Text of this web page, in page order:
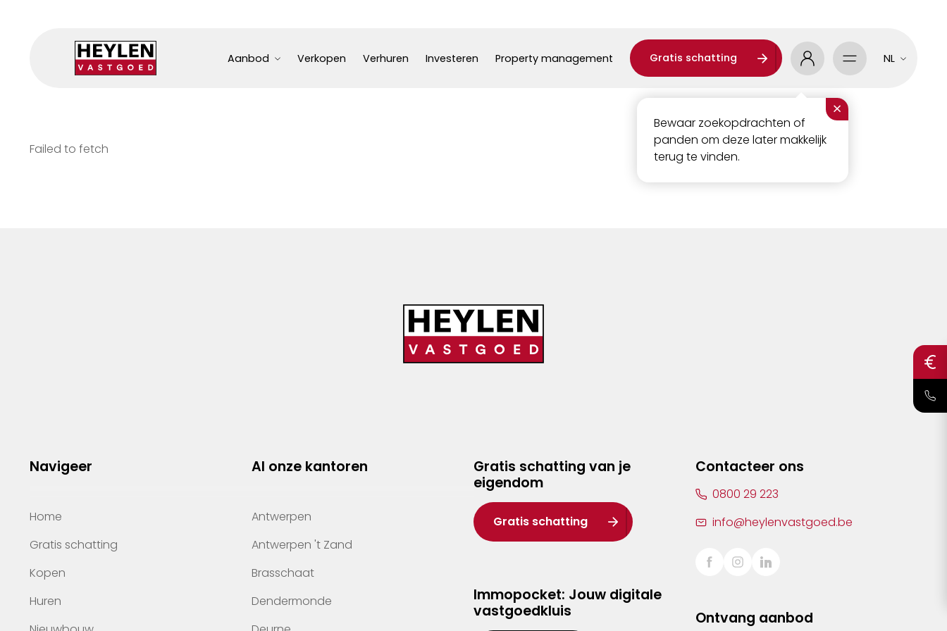
Aanbod Verkopen Verhuren Investeren Property management Gratis schatting
×
Bewaar zoekopdrachten of
panden om deze later makkelijk
terug te vinden.
NL
Failed to fetch
Navigeer
Home
Gratis schatting
Kopen
Huren
Al onze kantoren
Antwerpen
Antwerpen 't Zand
Brasschaat
Dendermonde
Gratis schatting van je
eigendom
Gratis schatting
Immopocket: Jouw digitale
vastgoedkluis
Contacteer ons
0800 29 223
info@heylenvastgoed.be
Ontvang aanbod